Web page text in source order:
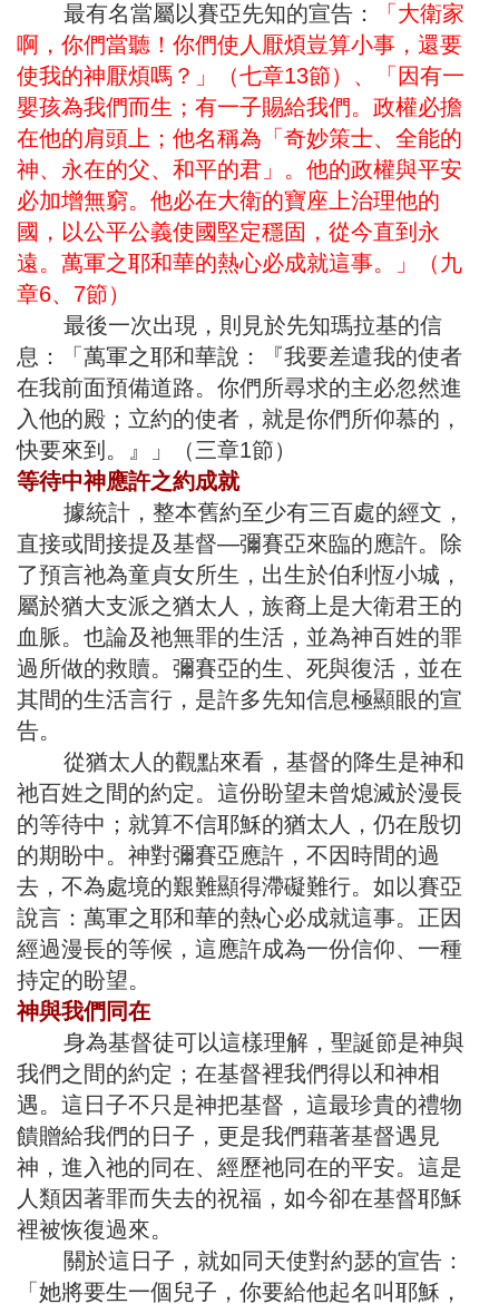
最有名當屬以賽亞先知的宣告：
「大衛家
啊，你們當聽！你們使人厭煩豈算小事，還要
使我的神厭煩嗎？」（七章13節）、「因有一
嬰孩為我們而生；有一子賜給我們。政權必擔
在他的肩頭上；他名稱為「奇妙策士、全能的
神、永在的父、和平的君」。他的政權與平安
必加增無窮。他必在大衛的寶座上治理他的
國，以公平公義使國堅定穩固，從今直到永
遠。萬軍之耶和華的熱心必成就這事。」（九
章6、7節）
最後一次出現，則見於先知瑪拉基的信
息：「萬軍之耶和華說：『我要差遣我的使者
在我前面預備道路。你們所尋求的主必忽然進
入他的殿；立約的使者，就是你們所仰慕的，
快要來到。』」（三章1節）
等待中神應許之約成就
據統計，整本舊約至少有三百處的經文，
直接或間接提及基督—彌賽亞來臨的應許。除
了預言祂為童貞女所生，出生於伯利恆小城，
屬於猶大支派之猶太人，族裔上是大衛君王的
血脈。也論及祂無罪的生活，並為神百姓的罪
過所做的救贖。彌賽亞的生、死與復活，並在
其間的生活言行，是許多先知信息極顯眼的宣
告。
從猶太人的觀點來看，基督的降生是神和
祂百姓之間的約定。這份盼望未曾熄滅於漫長
的等待中；就算不信耶穌的猶太人，仍在殷切
的期盼中。神對彌賽亞應許，不因時間的過
去，不為處境的艱難顯得滯礙難行。如以賽亞
說言：萬軍之耶和華的熱心必成就這事。正因
經過漫長的等候，這應許成為一份信仰、一種
持定的盼望。
神與我們同在
身為基督徒可以這樣理解，聖誕節是神與
我們之間的約定；在基督裡我們得以和神相
遇。這日子不只是神把基督，這最珍貴的禮物
饋贈給我們的日子，更是我們藉著基督遇見
神，進入祂的同在、經歷祂同在的平安。這是
人類因著罪而失去的祝福，如今卻在基督耶穌
裡被恢復過來。
關於這日子，就如同天使對約瑟的宣告：
「她將要生一個兒子，你要給他起名叫耶穌，